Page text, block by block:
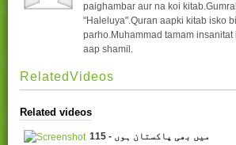
paighambar aur na koi
"Haleluya".Quran aapki kitab isko
parho.Muhammad tamam
aap shamil.
RelatedVideos
Related videos
115 - میں بھی پاکستان ہوں